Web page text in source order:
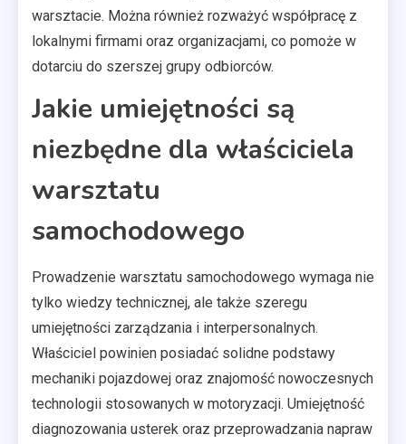
warsztacie. Można również rozważyć współpracę z
lokalnymi firmami oraz organizacjami, co pomoże w
dotarciu do szerszej grupy odbiorców.
Jakie umiejętności są
niezbędne dla właściciela
warsztatu
samochodowego
Prowadzenie warsztatu samochodowego wymaga nie
tylko wiedzy technicznej, ale także szeregu
umiejętności zarządzania i interpersonalnych.
Właściciel powinien posiadać solidne podstawy
mechaniki pojazdowej oraz znajomość nowoczesnych
technologii stosowanych w motoryzacji. Umiejętność
diagnozowania usterek oraz przeprowadzania napraw